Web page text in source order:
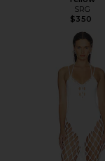
SRG
$350